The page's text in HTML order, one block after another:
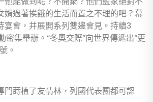
婿過著挨餓的生活而置之不理的吧？幕
宴會，并展開系列雙邊會見。持續3
密集舉辦。“冬奧交際”向世界傳遞出“更
。
蒔植了友情林，列國代表團都可認